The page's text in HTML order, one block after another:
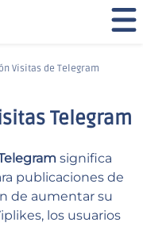
Visitas de Telegram
Telegram
significa
publicaciones de
de aumentar su
los usuarios